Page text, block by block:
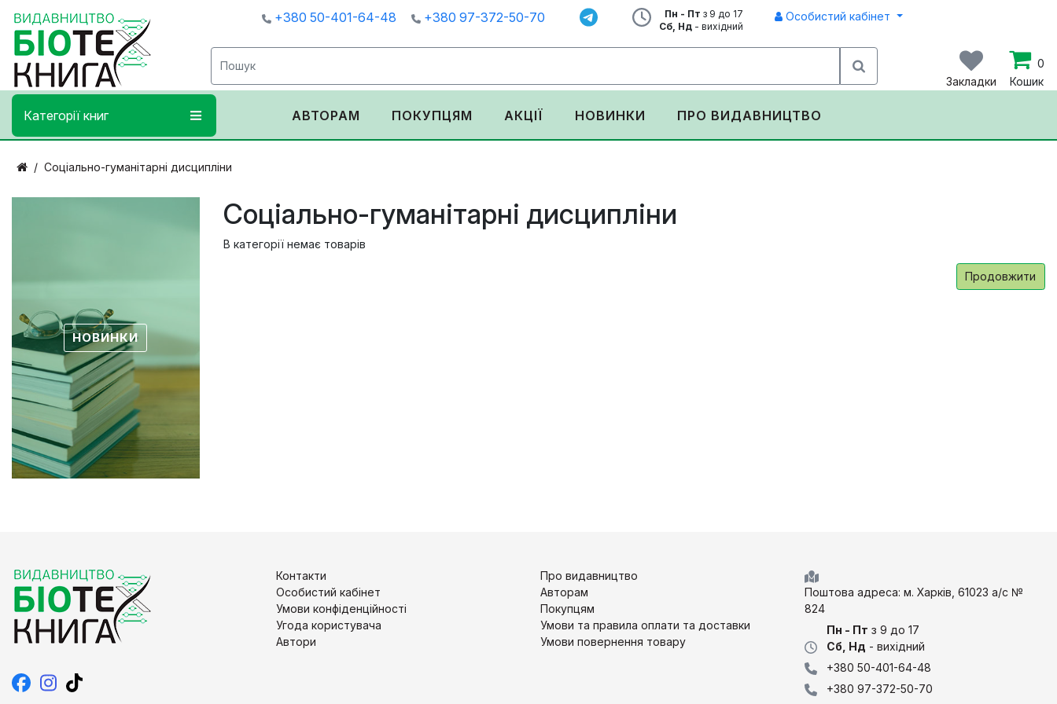
Пн - Пт з 9 до 17
Сб, Нд - вихідний
+380 50-401-64-48 +380 97-372-50-70 Особистий кабінет
Закладки
0
Кошик
Категорії книг АВТОРАМ ПОКУПЦЯМ АКЦІЇ НОВИНКИ ПРО ВИДАВНИЦТВО
Соціально-гуманітарні дисципліни
НОВИНКИ
Соціально-гуманітарні дисципліни
В категорії немає товарів
Продовжити
Контакти
Особистий кабінет
Умови конфіденційності
Угода користувача
Автори
Про видавництво
Авторам
Покупцям
Умови та правила оплати та доставки
Умови повернення товару
Поштова адреса: м. Харків, 61023 а/с №
824
Пн - Пт з 9 до 17
Сб, Нд - вихідний
+380 50-401-64-48
+380 97-372-50-70